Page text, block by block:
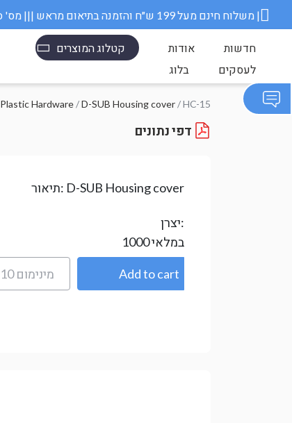
משלוח חינם מעל 199 ש״ח והזמנה בתיאום מראש ||| מס' ספק משרד הבטחון 11006845 |
קטלוג המוצרים אודות
חדשות
בלוג
לעסקים
אביזרי פלסטיק Plastic Hardware/D-SUB Housing cover/ HC-15
תיאור: D-SUB Housing cover
יצרן:
1000במלאי